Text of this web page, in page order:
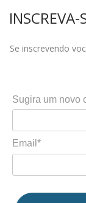
Se inscrevendo
Sugira um novo
Email*